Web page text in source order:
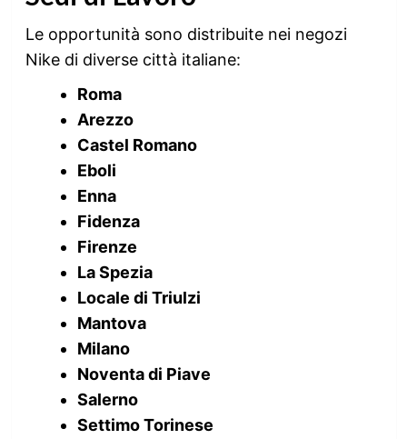
Le opportunità sono distribuite nei negozi
Nike di diverse città italiane:
Roma
Arezzo
Castel Romano
Eboli
Enna
Fidenza
Firenze
La Spezia
Locale di Triulzi
Mantova
Milano
Noventa di Piave
Salerno
Settimo Torinese